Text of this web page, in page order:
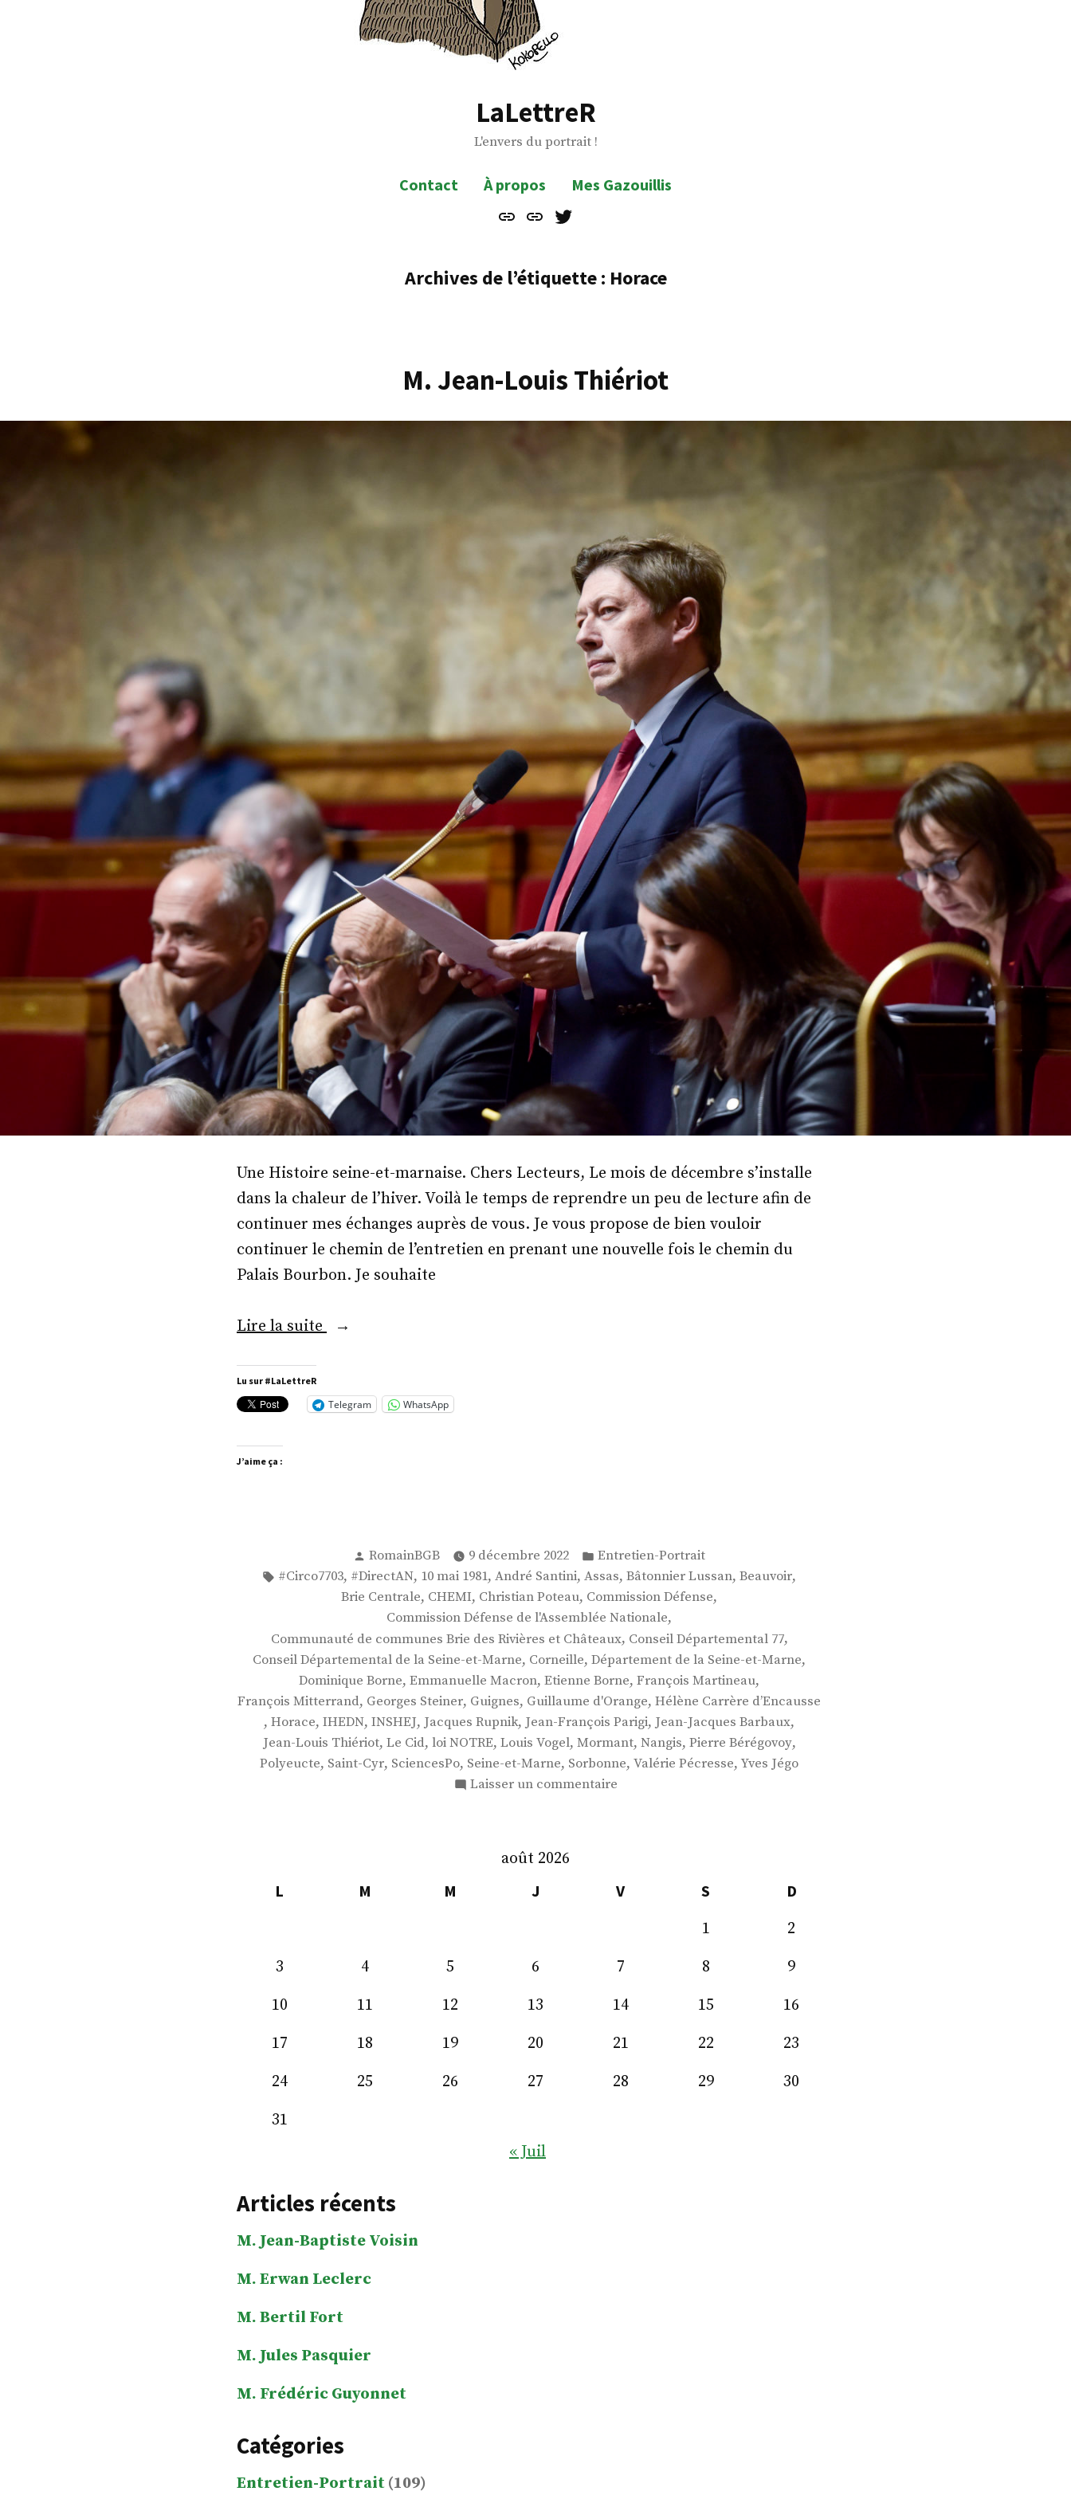
LaLettreR
L'envers du portrait !
Contact À propos
Mes Gazouillis
Contact
À
Mes
Archives de l’étiquette : Horace
M. Jean-Louis Thiériot
Une Histoire seine-et-marnaise. Chers Lecteurs, Le mois de décembre s’installe
dans la chaleur de l’hiver. Voilà le temps de reprendre un peu de lecture afin de
continuer mes échanges auprès de vous. Je vous propose de bien vouloir
continuer le chemin de l’entretien en prenant une nouvelle fois le chemin du
Palais Bourbon. Je souhaite
Lire la suite « M.
Thiériot »
Lu sur #LaLettreR
Telegram WhatsApp
J’aime ça :
Publié
par
RomainBGB 9 décembre 2022
Publié
dans
Entretien-Portrait
Étiquettes :
#Circo7703, #DirectAN, 10 mai 1981, André Santini, Assas, Bâtonnier Lussan, Beauvoir,
Brie Centrale, CHEMI, Christian Poteau, Commission Défense,
Commission Défense de l'Assemblée Nationale,
Communauté de communes Brie des Rivières et Châteaux, Conseil Départemental 77,
Conseil Départemental de la Seine-et-Marne, Corneille, Département de la Seine-et-Marne,
Dominique Borne, Emmanuelle Macron, Etienne Borne, François Martineau,
François Mitterrand, Georges Steiner, Guignes, Guillaume d'Orange, Hélène Carrère d’Encausse
, Horace, IHEDN, INSHEJ, Jacques Rupnik, Jean-François Parigi, Jean-Jacques Barbaux,
Jean-Louis Thiériot, Le Cid, loi NOTRE, Louis Vogel, Mormant, Nangis, Pierre Bérégovoy,
Polyeucte, Saint-Cyr, SciencesPo, Seine-et-Marne, Sorbonne, Valérie Pécresse,Yves Jégo
Laisser un commentairesur
août 2026
L
M M J V S
D
1
2
3
4 5 6 7 8
9
10
11 12 13 14 15
16
17
18 19 20 21 22
23
24
25 26 27 28 29
30
31
« Juil
Articles récents
M. Jean-Baptiste Voisin
M. Erwan Leclerc
M. Bertil Fort
M. Jules Pasquier
M. Frédéric Guyonnet
Catégories
Entretien-Portrait (109)